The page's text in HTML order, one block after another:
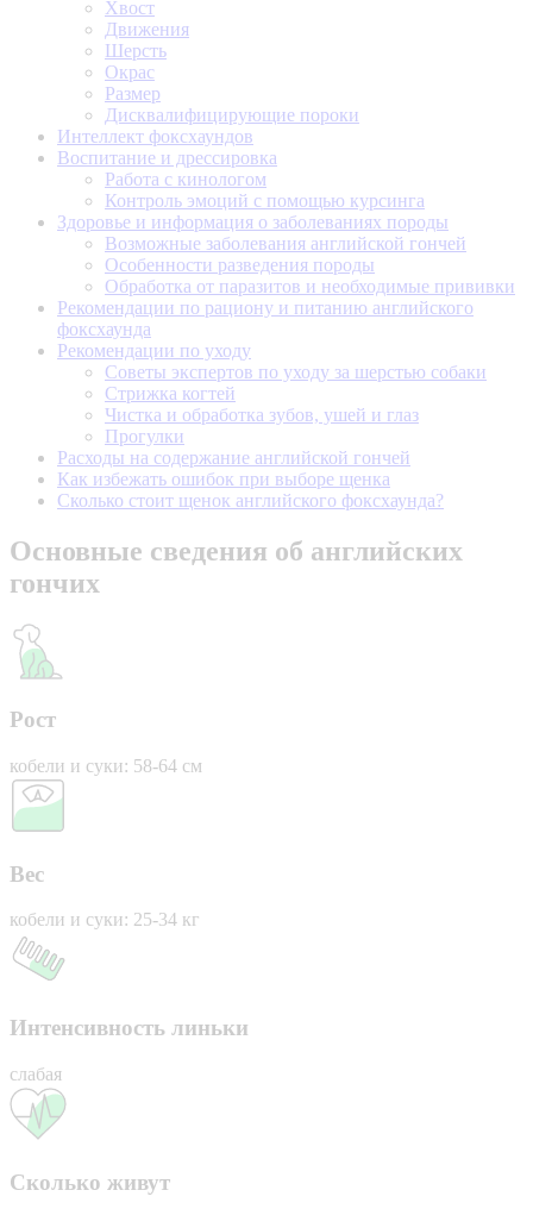
Хвост
Движения
Шерсть
Окрас
Размер
Дисквалифицирующие пороки
Интеллект фоксхаундов
Воспитание и дрессировка
Работа с кинологом
Контроль эмоций с помощью курсинга
Здоровье и информация о заболеваниях породы
Возможные заболевания английской гончей
Особенности разведения породы
Обработка от паразитов и необходимые прививки
Рекомендации по рациону и питанию английского
фоксхаунда
Рекомендации по уходу
Советы экспертов по уходу за шерстью собаки
Стрижка когтей
Чистка и обработка зубов, ушей и глаз
Прогулки
Расходы на содержание английской гончей
Как избежать ошибок при выборе щенка
Сколько стоит щенок английского фоксхаунда?
Основные сведения об английских
гончих
Рост
кобели и суки: 58-64 см
Вес
кобели и суки: 25-34 кг
Интенсивность линьки
слабая
Сколько живут